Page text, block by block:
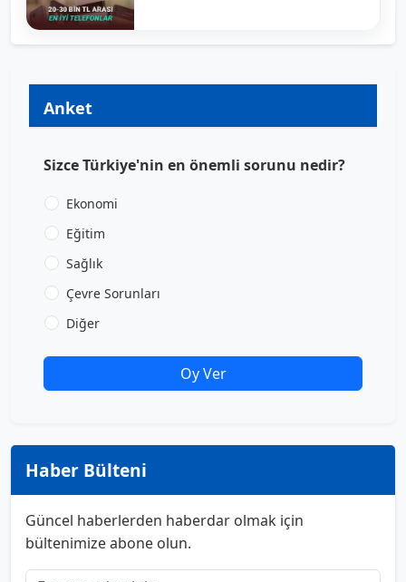
Anket
Sizce Türkiye'nin en önemli sorunu nedir?
Ekonomi
Eğitim
Sağlık
Çevre Sorunları
Diğer
Oy Ver
Haber Bülteni
Güncel haberlerden haberdar olmak için
bültenimize abone olun.